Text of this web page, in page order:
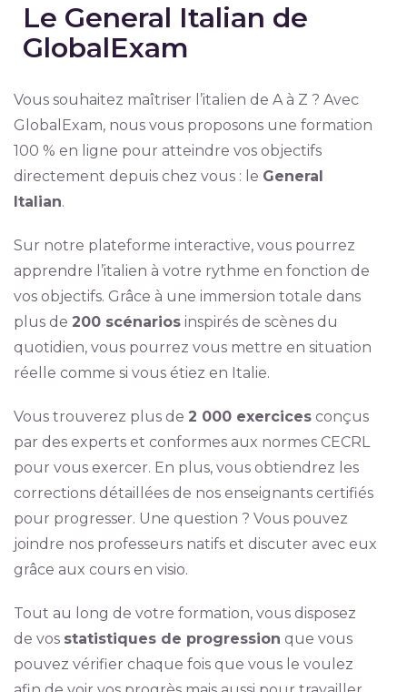
Le General Italian de
GlobalExam
Vous souhaitez maîtriser l’italien de A à Z ? Avec
GlobalExam, nous vous proposons une formation
100 % en ligne pour atteindre vos objectifs
directement depuis chez vous : le General
Italian.
Sur notre plateforme interactive, vous pourrez
apprendre l’italien à votre rythme en fonction de
vos objectifs. Grâce à une immersion totale dans
plus de 200 scénariosinspirés de scènes du
quotidien, vous pourrez vous mettre en situation
réelle comme si vous étiez en Italie.
Vous trouverez plus de 2 000 exercicesconçus
par des experts et conformes aux normes CECRL
pour vous exercer. En plus, vous obtiendrez les
corrections détaillées de nos enseignants certifiés
pour progresser. Une question ? Vous pouvez
joindre nos professeurs natifs et discuter avec eux
grâce aux cours en visio.
Tout au long de votre formation, vous disposez
de vos statistiques de progression que vous
pouvez vérifier chaque fois que vous le voulez